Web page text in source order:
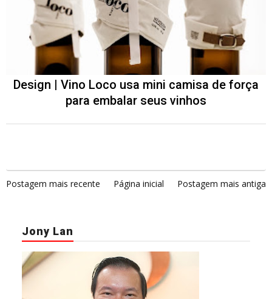
Design | Vino Loco usa mini camisa de força
para embalar seus vinhos
Postagem mais recente Página inicial Postagem mais antiga
Jony Lan